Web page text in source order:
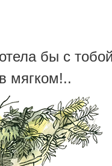
бы с
мягком!..